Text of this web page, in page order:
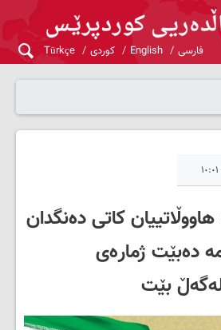
فارسی English کوردی Türkçe
کاتی دەنگدان
دەبێت ژمارەی
بێت